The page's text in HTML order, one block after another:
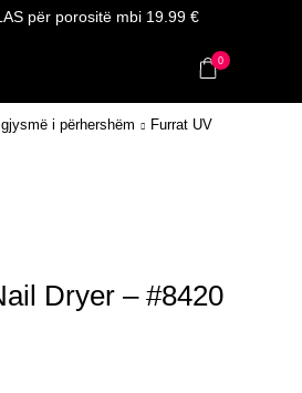
për porositë mbi 19.99 €
0
i përhershëm Furrat UV
Dryer – #8420